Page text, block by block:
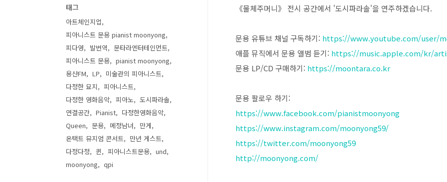
《물체주머니》 전시 공간에서 '도시파라솔'을 연주하겠습니다.
문용 유튜브 채널 구독하기: https://www.youtube.com/user/
애플 뮤직에서 문용 앨범 듣기: https://music.apple.com/kr/
문용 LP/CD 구매하기: https://moontara.co.kr
문용 팔로우 하기:
https://www.facebook.com/pianistmoonyong
https://www.instagram.com/moonyong59/
https://twitter.com/moonyong59
http://moonyong.com/
태그
아트체인지업
피아니스트 문용 pianist moonyong
피다영
발번역
문타라엔터테인먼트
피아니스트 문용
pianist moonyong
용산FM
LP
미술관의 피아니스트
다정한 묘지
피아니스트
다정한 영화음악
피아노
도시파라솔
연결공간
Pianist
다정한영화음악
Queen
문용 메정남녀
만게
온택트 뮤지엄 콘서트
만년 게스트
다정다정
퀸 피아니스트문용
und
moonyong
qpi